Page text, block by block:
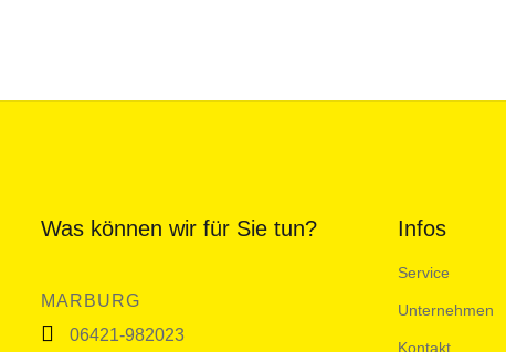
Was können wir für Sie tun?
MARBURG
06421-982023
Infos
Service
Unternehmen
Kontakt